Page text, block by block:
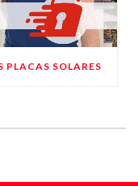
PLACAS SOLARES